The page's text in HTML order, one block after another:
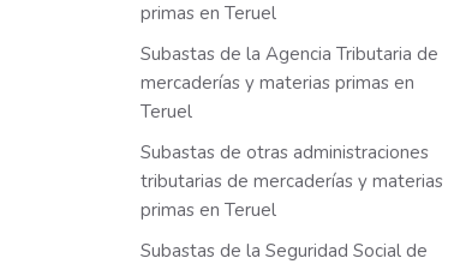
primas en Teruel
Subastas de la Agencia Tributaria de
mercaderías y materias primas en
Teruel
Subastas de otras administraciones
tributarias de mercaderías y materias
primas en Teruel
Subastas de la Seguridad Social de